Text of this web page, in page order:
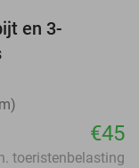
en 3-
€45
toeristenbelasting